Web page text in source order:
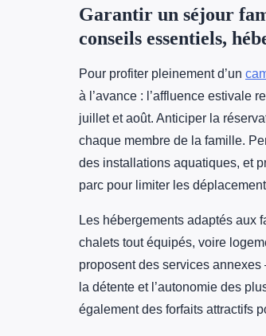
Garantir un séjour
conseils essentiels,
Pour profiter pleinement d’un
à l’avance : l’affluence estivale
juillet et août. Anticiper la
chaque membre de la famille.
des installations aquatiques, et
parc pour limiter les
Les hébergements adaptés aux
chalets tout équipés, voire
proposent des services
la détente et l’autonomie des
également des forfaits attractifs